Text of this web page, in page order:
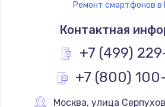
1795 руб.
Заказать
Ремонт разъема
1120 руб.
Ремонт смартфонов в
Контактная
+7 (499)
+7 (800)
Москва, улица